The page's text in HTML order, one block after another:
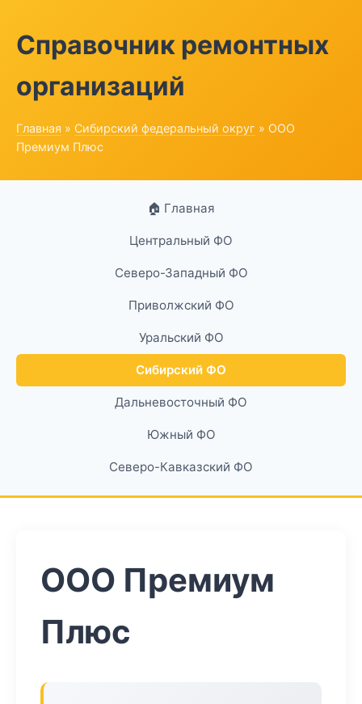
Справочник ремонтных
организаций
Главная » Сибирский федеральный округ » ООО
Премиум Плюс
🏠 Главная
Центральный ФО
Северо-Западный ФО
Приволжский ФО
Уральский ФО
Сибирский ФО
Дальневосточный ФО
Южный ФО
Северо-Кавказский ФО
ООО Премиум
Плюс